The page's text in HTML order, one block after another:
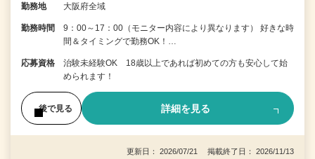
勤務地 大阪府全域
勤務時間
9：00～17：00（モニター内容により異なります） 好きな時
間＆タイミングで勤務OK！…
応募資格
治験未経験OK 18歳以上であれば初めての方も安心して始
められます！
後で見る 詳細を見る
更新日： 2026/07/21 掲載終了日： 2026/11/13